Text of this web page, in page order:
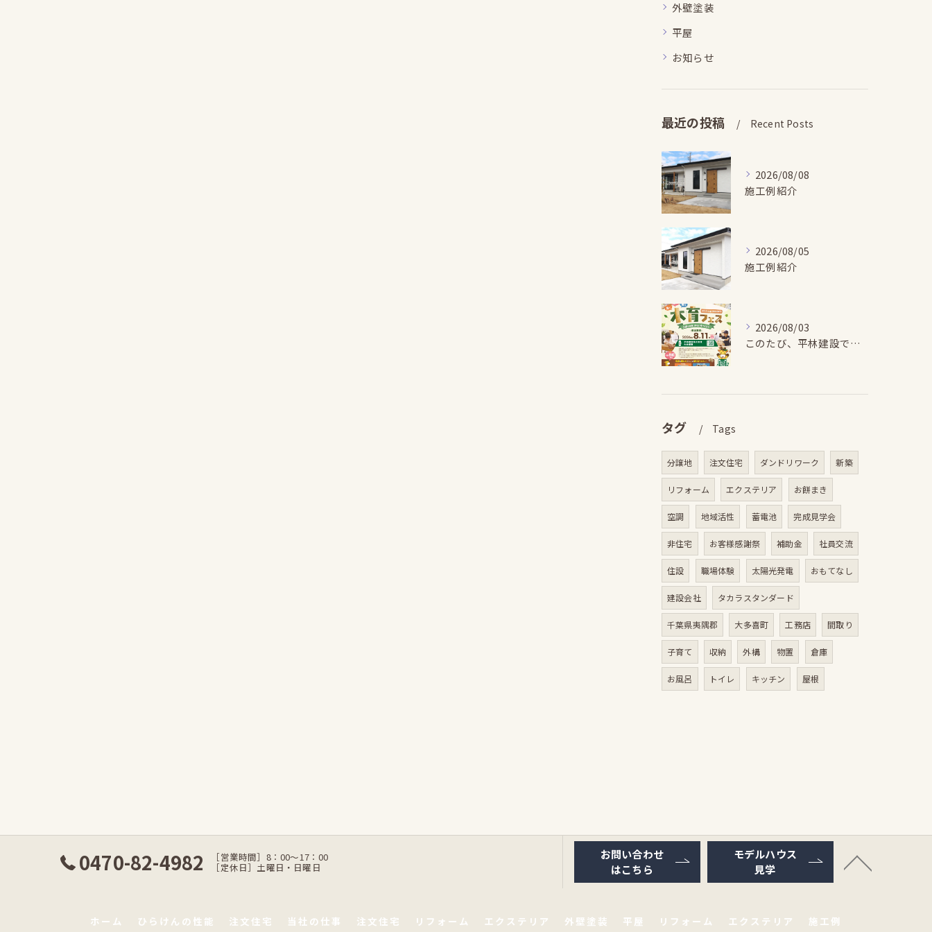
外壁塗装
平屋
お知らせ
最近の投稿 Recent Posts
2026/08/08
施工例紹介
2026/08/05
施工例紹介
2026/08/03
このたび、平林建設では、お子さまが木とふれあい・木について学...
タグ Tags
分譲地 注文住宅 ダンドリワーク 新築
リフォーム エクステリア お餅まき
空調 地域活性 蓄電池 完成見学会
非住宅 お客様感謝祭 補助金 社員交流
住設 職場体験 太陽光発電 おもてなし
建設会社 タカラスタンダード
千葉県夷隅郡 大多喜町 工務店 間取り
子育て 収納 外構 物置 倉庫
お風呂 トイレ キッチン 屋根
0470-82-4982 ［営業時間］8：00〜17：00
［定休日］土曜日・日曜日
お問い合わせ
はこちら
モデルハウス
見学
ホーム ひらけんの性能 注文住宅 当社の仕事 注文住宅 リフォーム エクステリア 外壁塗装 平屋 リフォーム エクステリア 施工例